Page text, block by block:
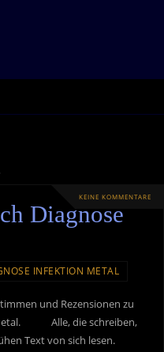
KEINE KOMMENTARE
Diagnose
INFEKTION METAL
und Rezensionen zu
Metal. Alle, die schreiben,
Text von sich lesen.